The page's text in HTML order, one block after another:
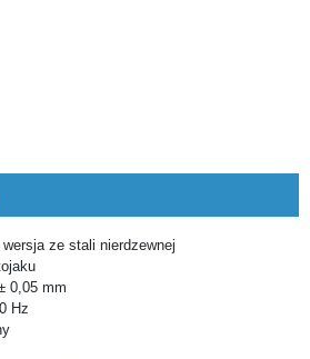
ze stali nierdzewnej
0,05 mm
Hz